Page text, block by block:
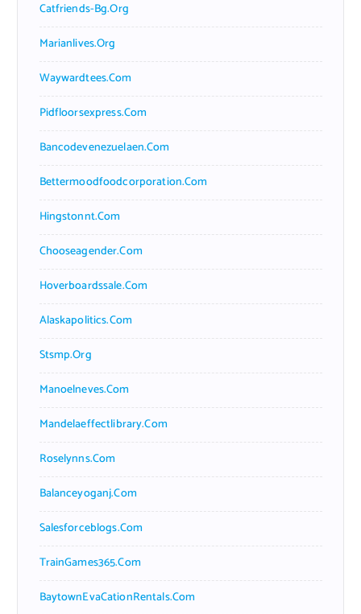
Catfriends-Bg.org
Marianlives.org
Waywardtees.com
Pidfloorsexpress.com
Bancodevenezuelaen.com
Bettermoodfoodcorporation.com
Hingstonnt.com
Chooseagender.com
Hoverboardssale.com
Alaskapolitics.com
Stsmp.org
Manoelneves.com
Mandelaeffectlibrary.com
Roselynns.com
Balanceyoganj.com
Salesforceblogs.com
TrainGames365.com
BaytownEvaCationRentals.com